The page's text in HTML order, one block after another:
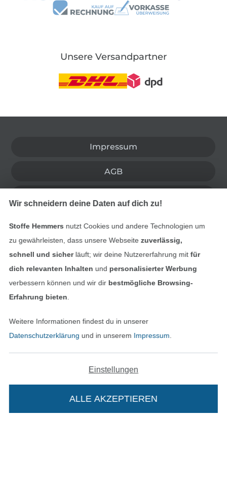
Unsere Versandpartner
Impressum
AGB
Kontakt
Bestellung widerrufen
Finde mehr Inspiration
Wir schneidern deine Daten auf dich zu!
Stoffe Hemmers nutzt Cookies und andere Technologien um
zu gewährleisten, dass unsere Webseite zuverlässig,
schnell und sicherläuft; wir deine Nutzererfahrung mitfür
dich relevanten Inhalten und personalisierter Werbung
verbessern können und wir dir bestmögliche Browsing-
Erfahrung bieten
Weitere Informationen findest du in unserer
Datenschutzerklärung und in unserem Impressum
Einstellungen
ALLE AKZEPTIEREN